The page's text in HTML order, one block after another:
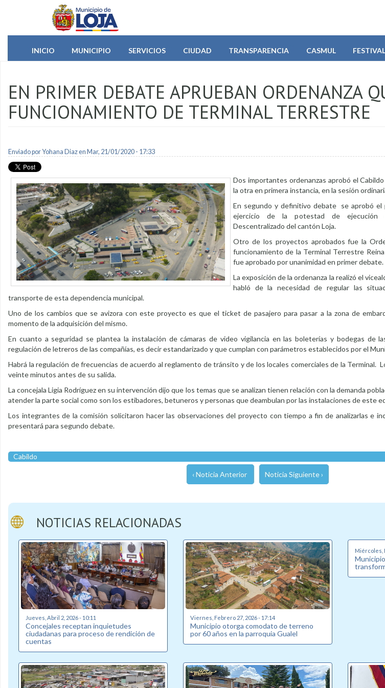
Pasar al contenido principal
INICIO
MUNICIPIO SERVICIOS CIUDAD TRANSPARENCIA CASMUL FESTIVAL
EN PRIMER DEBATE APRUEBAN ORDENANZA
FUNCIONAMIENTO DE TERMINAL TERRESTRE
Enviado porYohana Diazen Mar, 21/01/2020 - 17:33
Dos importantes ordenanzas aprobó el
la otra en primera instancia, en la sesión
En segundo y definitivo debate se aprobó el
ejercicio de la potestad de ejecución
Descentralizado del cantón Loja.
Otro de los proyectos aprobados fue la
funcionamiento de la Terminal Terrestre
fue aprobado por unanimidad en primer debate.
La exposición de la ordenanza la realizó el
habló de la necesidad de regular las
transporte de esta dependencia municipal.
Uno de los cambios que se avizora con este proyecto es que el ticket de pasajero para pasar a la zona de
momento de la adquisición del mismo.
En cuanto a seguridad se plantea la instalación de cámaras de video vigilancia en las boleterías y bodegas de
regulación de letreros de las compañías, es decir estandarizado y que cumplan con parámetros establecidos por el
Habrá la regulación de frecuencias de acuerdo al reglamento de tránsito y de los locales comerciales de la Terminal.
veinte minutos antes de su salida.
La concejala Ligia Rodríguez en su intervención dijo que los temas que se analizan tienen relación con la demanda
atender la parte social como son los estibadores, betuneros y personas que deambulan por las instalaciones de este
Los integrantes de la comisión solicitaron hacer las observaciones del proyecto con tiempo a fin de analizarlas e
presentará para segundo debate.
Cabildo
‹ Noticia Anterior Noticia Siguiente ›
NOTICIAS RELACIONADAS
Jueves, Abril 2, 2026 - 10:11
Concejales receptan inquietudes
ciudadanas para proceso de rendición de
cuentas
Viernes, Febrero 27, 2026 - 17:14
Municipio otorga comodato de terreno
por 60 años en la parroquia Gualel
Miércoles,